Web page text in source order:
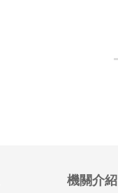
機關介紹